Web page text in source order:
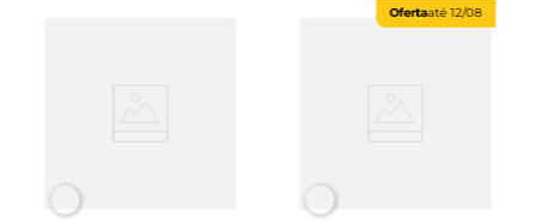
Ofertaaté12/08